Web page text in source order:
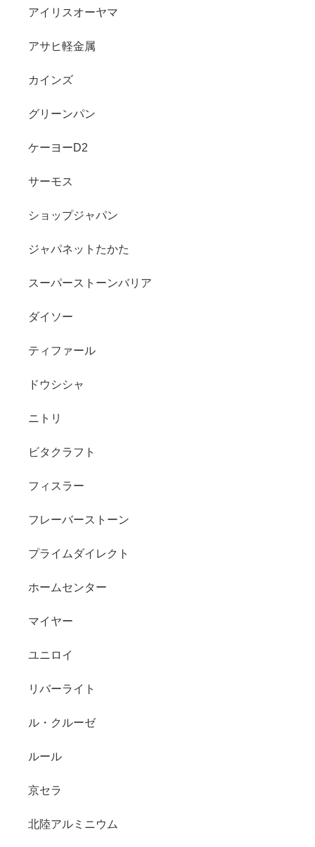
アイリスオーヤマ
アサヒ軽金属
カインズ
グリーンパン
ケーヨーD2
サーモス
ショップジャパン
ジャパネットたかた
スーパーストーンバリア
ダイソー
ティファール
ドウシシャ
ニトリ
ビタクラフト
フィスラー
フレーバーストーン
プライムダイレクト
ホームセンター
マイヤー
ユニロイ
リバーライト
ル・クルーゼ
ルール
京セラ
北陸アルミニウム